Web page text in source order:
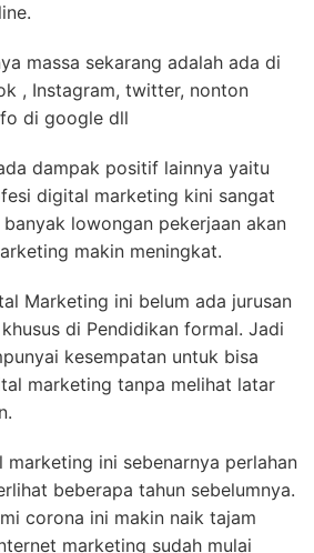
massa sekarang adalah ada di
, Instagram, twitter, nonton
di google dll
dampak positif lainnya yaitu
digital marketing kini sangat
lowongan pekerjaan akan
makin meningkat.
Marketing ini belum ada jurusan
di Pendidikan formal. Jadi
kesempatan untuk bisa
marketing tanpa melihat latar
marketing ini sebenarnya perlahan
beberapa tahun sebelumnya.
corona ini makin naik tajam
marketing sudah mulai